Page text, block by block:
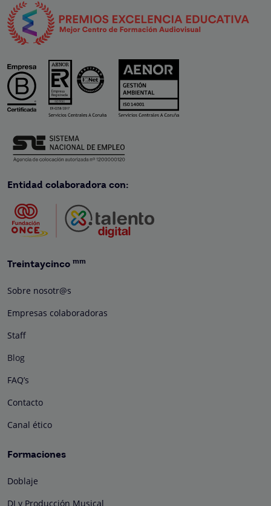
Entidad colaboradora con:
Treintaycinco mm
Sobre nosotr@s
Empresas colaboradoras
Staff
Blog
FAQ’s
Contacto
Canal ético
Formaciones
Doblaje
DJ y Producción Musical